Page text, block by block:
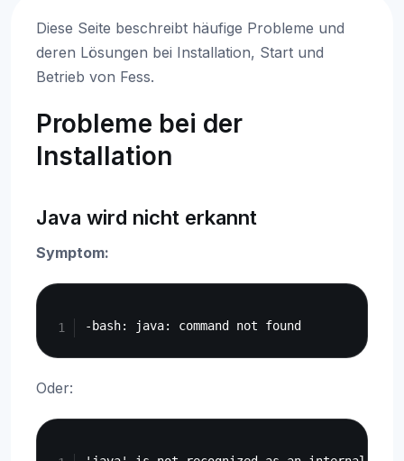
Diese Seite beschreibt häufige Probleme und
deren Lösungen bei Installation, Start und
Betrieb von Fess.
Probleme bei der
Installation
Java wird nicht erkannt
Symptom:
Oder: